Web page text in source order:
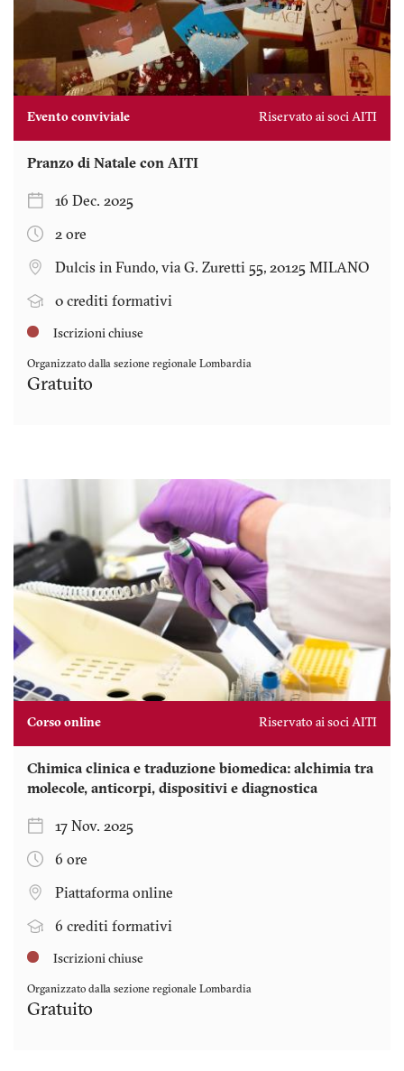
Evento conviviale Riservato ai soci AITI
Pranzo di Natale con AITI
16 Dec. 2025
2 ore
Dulcis in Fundo, via G. Zuretti 55, 20125 MILANO
0 crediti formativi
Iscrizioni chiuse
Organizzato dalla sezione regionale Lombardia
Gratuito
Corso online Riservato ai soci AITI
Chimica clinica e traduzione biomedica: alchimia tra
molecole, anticorpi, dispositivi e diagnostica
17 Nov. 2025
6 ore
Piattaforma online
6 crediti formativi
Iscrizioni chiuse
Organizzato dalla sezione regionale Lombardia
Gratuito